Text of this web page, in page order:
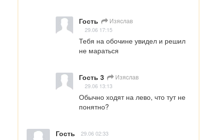
Гость Изяcлав
29.06 17:15
Тебя на обочине увидел и решил
не мараться
Гость 3 Изяcлав
29.06 13:13
Обычно ходят на лево, что тут не
понятно?
Гость 29.06 02:33